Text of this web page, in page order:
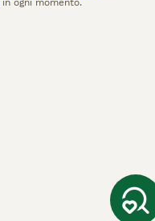
in ogni momento.